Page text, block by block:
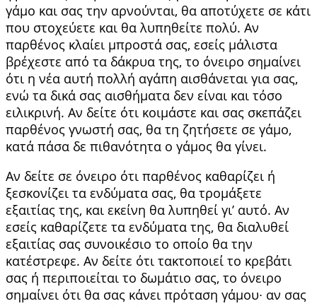
γάμο και σας την αρνούνται, θα αποτύχετε σε κάτι
που στο­χεύετε και θα λυπηθείτε πολύ. Αν
παρθένος κλαίει μπροστά σας, εσείς μάλιστα
βρέχεστε από τα δά­κρυα της, το όνειρο σημαίνει
ότι η νέα αυτή πολλή αγάπη αισθάνεται για σας,
ενώ τα δικά σας αι­σθήματα δεν είναι και τόσο
ειλικρινή. Αν δείτε ότι κοιμάστε και σας σκεπάζει
παρθένος γνωστή σας, θα τη ζητήσετε σε γάμο,
κατά πάσα δε πι­θανότητα ο γάμος θα γίνει.
Αν δείτε σε όνειρο ότι παρθένος καθαρίζει ή
ξεσκονίζει τα ενδύματα σας, θα τρομάξετε
εξαιτίας της, και εκείνη θα λυ­πηθεί γι’ αυτό. Αν
εσείς καθαρίζετε τα ενδύματα της, θα διαλυθεί
εξαιτίας σας συνοικέσιο το οποίο θα την
κατέστρεφε. Αν δείτε ότι τακτοποιεί το κρε­βάτι
σας ή περιποιείται το δωμάτιο σας, το όνειρο
σημαίνει ότι θα σας κάνει πρόταση γάμου∙ αν σας